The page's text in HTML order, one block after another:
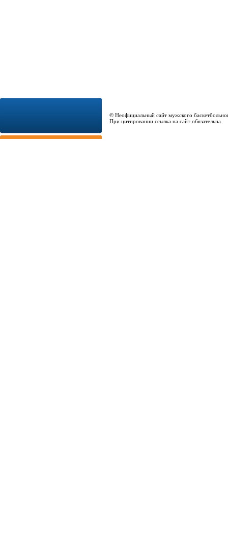
© Неофициальный сайт мужского
При цитировании ссылка на сайт обязательна